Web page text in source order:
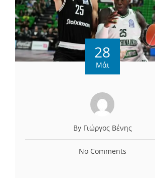
28
Μάι
By Γιώργος Βένης
No Comments